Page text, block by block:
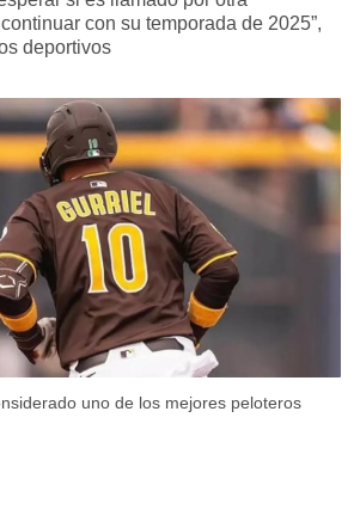
con su temporada de 2025”,
deportivos
uno de los mejores peloteros